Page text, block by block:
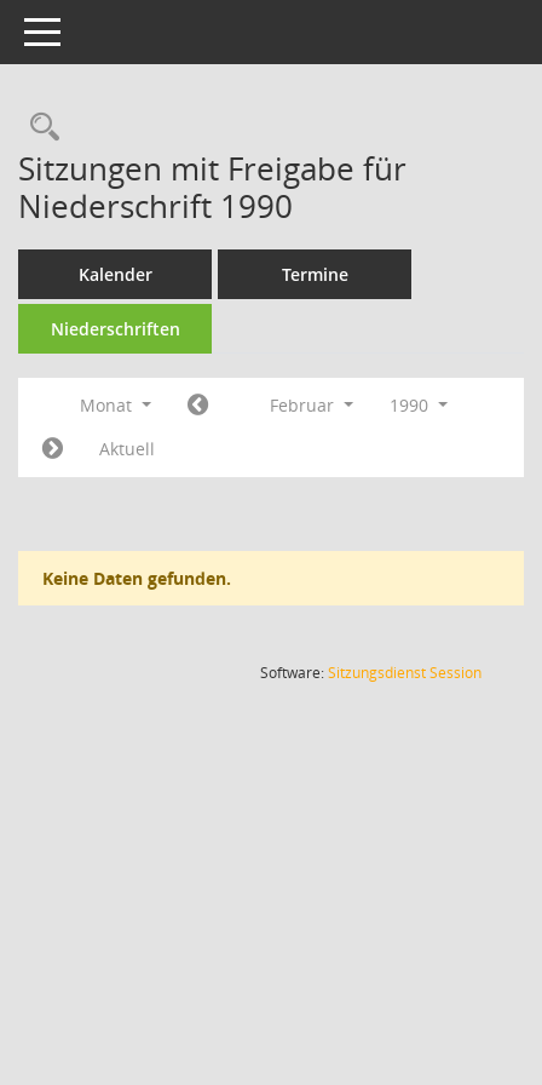
Toggle navigation
Rechercheauswahl
Sitzungen mit Freigabe für
Niederschrift 1990
Kalender Termine
Niederschriften
Monat Februar
1990
Aktuell
Keine Daten gefunden.
Software:SitzungsdienstSession(Wird in